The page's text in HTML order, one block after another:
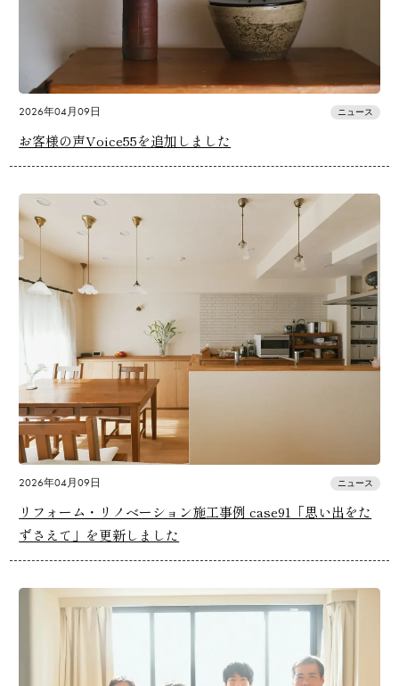
2026年04月09日 ニュース
お客様の声Voice55を追加しました
2026年04月09日 ニュース
リフォーム・リノベーション施工事例 case91「思い出をた
ずさえて」を更新しました